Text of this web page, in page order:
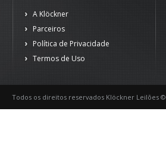
A Klöckner
Parceiros
Política de Privacidade
Termos de Uso
Todos os direitos reservados Klöckner Leilões ©